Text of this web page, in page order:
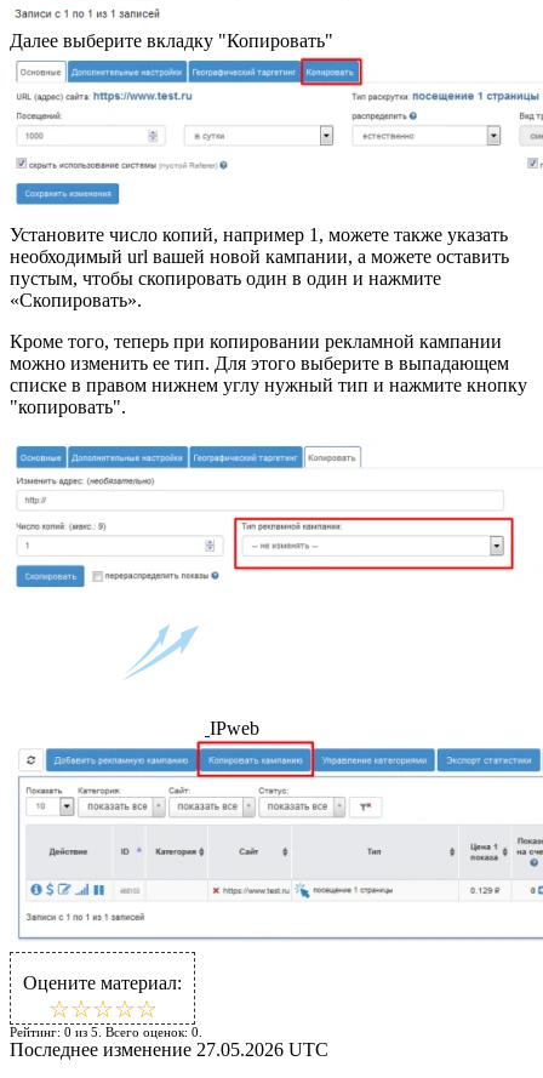
Далее выберите вкладку "Копировать"
Установите число копий, например 1, можете также указать
необходимый url вашей новой кампании, а можете оставить
пустым, чтобы скопировать один в один и нажмите
«Скопировать».
Кроме того, теперь при копировании рекламной кампании
можно изменить ее тип. Для этого выберите в выпадающем
списке в правом нижнем углу нужный тип и нажмите кнопку
"копировать".
IPweb
Оцените материал:
☆☆☆☆☆
★★★★★
Рейтинг: 0 из 5 . Всего оценок: 0
Последнее изменение 27.05.2026 UTC